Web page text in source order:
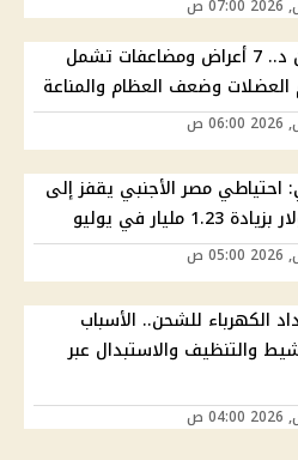
نقص فيتامين د.. 7 أعراض ومضاعفات تشمل
العضلات وضعف العظام والمناعة
احتياطي مصر الأجنبي يقفز إلى
الكهرباء للشحن.. الأسباب
والتنظيف والاستبدال عبر